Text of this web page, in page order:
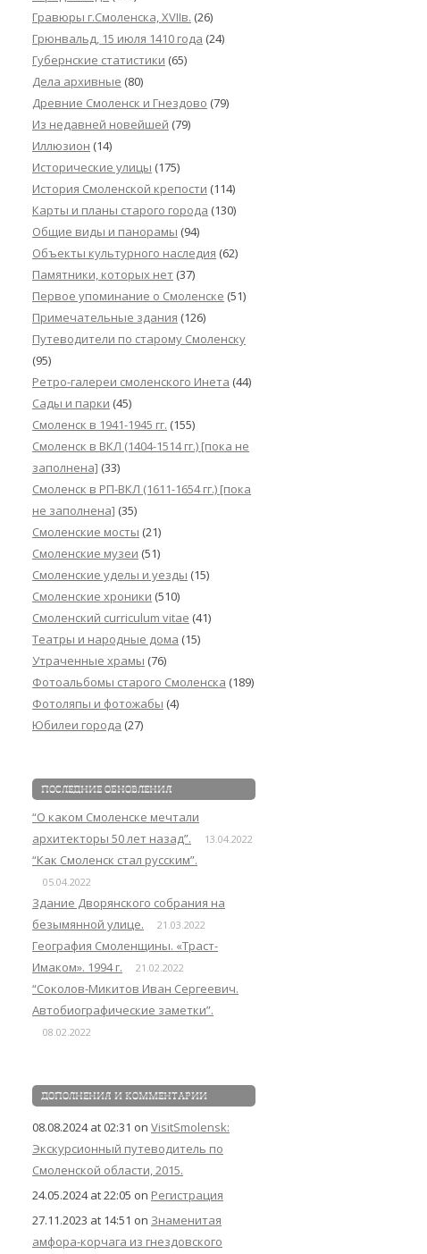
Гравюры г.Смоленска, XVIIв. (26)
Грюнвальд, 15 июля 1410 года (24)
Губернские статистики (65)
Дела архивные (80)
Древние Смоленск и Гнездово (79)
Из недавней новейшей (79)
Иллюзион (14)
Исторические улицы (175)
История Смоленской крепости (114)
Карты и планы старого города (130)
Общие виды и панорамы (94)
Объекты культурного наследия (62)
Памятники, которых нет (37)
Первое упоминание о Смоленске (51)
Примечательные здания (126)
Путеводители по старому Смоленску
(95)
Ретро-галереи смоленского Инета (44)
Сады и парки (45)
Смоленск в 1941-1945 гг. (155)
Смоленск в ВКЛ (1404-1514 гг.) [пока не
заполнена] (33)
Смоленск в РП-ВКЛ (1611-1654 гг.) [пока
не заполнена] (35)
Смоленские мосты (21)
Смоленские музеи (51)
Смоленские уделы и уезды (15)
Смоленские хроники (510)
Смоленский сurriculum vitae (41)
Театры и народные дома (15)
Утраченные храмы (76)
Фотоальбомы старого Смоленска (189)
Фотоляпы и фотожабы (4)
Юбилеи города (27)
ПОСЛЕДНИЕ ОБНОВЛЕНИЯ
“О каком Смоленске мечтали
архитекторы 50 лет назад”.
13.04.2022
“Как Смоленск стал русским”.
05.04.2022
Здание Дворянского собрания на
безымянной улице.
21.03.2022
География Смоленщины. «Траст-
Имаком». 1994 г.
21.02.2022
“Соколов-Микитов Иван Сергеевич.
Автобиографические заметки”.
08.02.2022
ДОПОЛНЕНИЯ И КОММЕНТАРИИ
08.08.2024 at 02:31 on VisitSmolensk:
Экскурсионный путеводитель по
Смоленской области, 2015.
24.05.2024 at 22:05 on Регистрация
27.11.2023 at 14:51 on Знаменитая
амфора-корчага из гнездовского